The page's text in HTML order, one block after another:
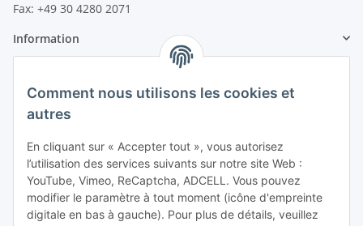
Comment nous utilisons les cookies et
autres
En cliquant sur « Accepter tout », vous autorisez
l’utilisation des services suivants sur notre site Web :
YouTube, Vimeo, ReCaptcha, ADCELL. Vous pouvez
modifier le paramètre à tout moment (icône d'empreinte
digitale en bas à gauche). Pour plus de détails, veuillez
Fax: +49 30 4280 2071
Information